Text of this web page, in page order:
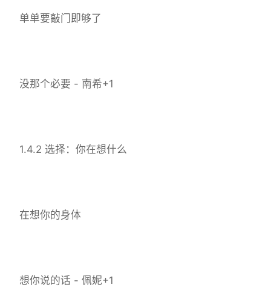
单单要敲门即够了
没那个必要 - 南希+1
1.4.2 选择：你在想什么
在想你的身体
想你说的话 - 佩妮+1